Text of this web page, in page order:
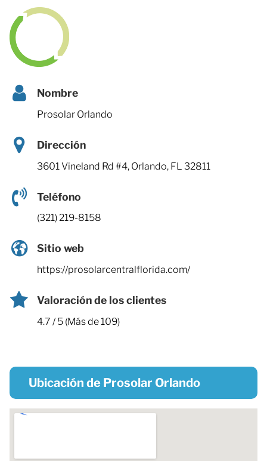
Nombre
Prosolar Orlando
Dirección
3601 Vineland Rd #4, Orlando, FL 32811
Teléfono
(321) 219-8158
Sitio web
https://prosolarcentralflorida.com/
Valoración de los clientes
4.7 / 5 (Más de 109)
Ubicación de Prosolar Orlando